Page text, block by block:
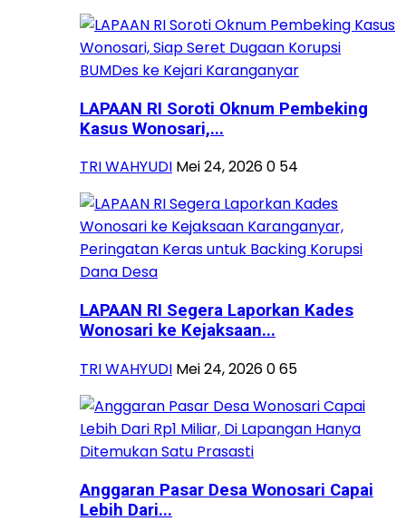
LAPAAN RI Soroti Oknum Pembeking
Kasus Wonosari,...
TRI WAHYUDI Mei 24, 20260 54
LAPAAN RI Segera Laporkan Kades
Wonosari ke Kejaksaan...
TRI WAHYUDI Mei 24, 2026065
Anggaran Pasar Desa Wonosari Capai
Lebih Dari...